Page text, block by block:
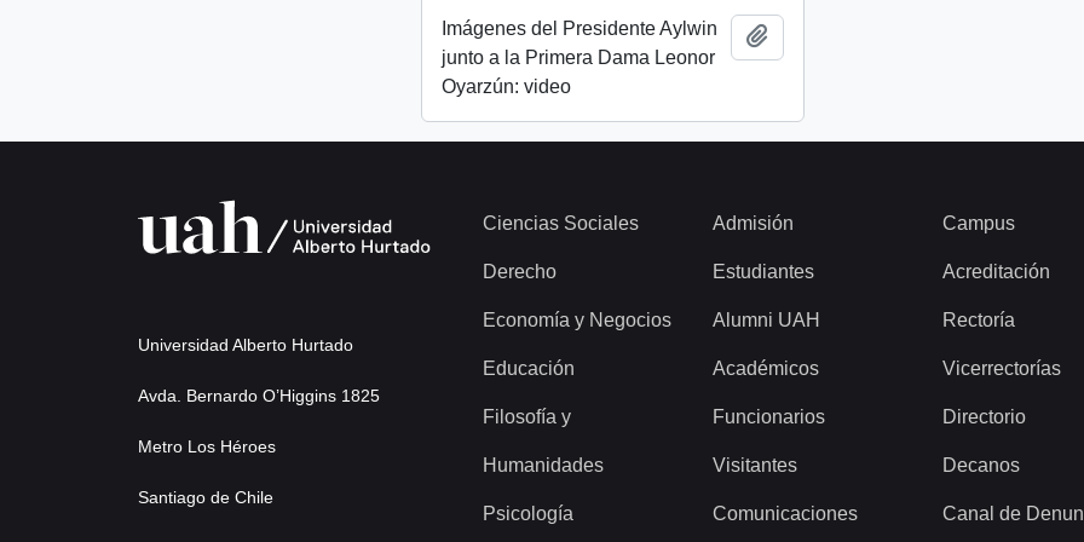
Imágenes del Presidente Aylwin
junto a la Primera Dama Leonor
Oyarzún: video
Universidad Alberto Hurtado
Avda. Bernardo O’Higgins 1825
Metro Los Héroes
Santiago de Chile
Ciencias Sociales
Derecho
Economía y Negocios
Educación
Filosofía y
Humanidades
Psicología
Admisión
Estudiantes
Alumni UAH
Académicos
Funcionarios
Visitantes
Comunicaciones
Campus
Acreditación
Rectoría
Vicerrectorías
Directorio
Decanos
Canal de